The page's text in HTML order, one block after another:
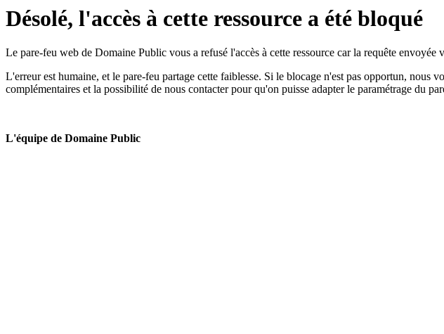
Désolé, l'accès à cette ressource a été bloqué
Le pare-feu web de Domaine Public vous a refusé l'accès à cette ressource car la requête envoyée
L'erreur est humaine, et le pare-feu partage cette faiblesse. Si le blocage n'est pas opportun, nous
complémentaires et la possibilité de nous contacter pour qu'on puisse adapter le paramétrage du
L'équipe de Domaine Public